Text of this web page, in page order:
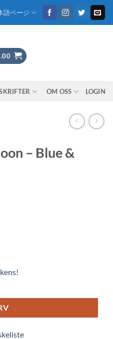
語ページ
OM OSS LOGIN
– Blue &